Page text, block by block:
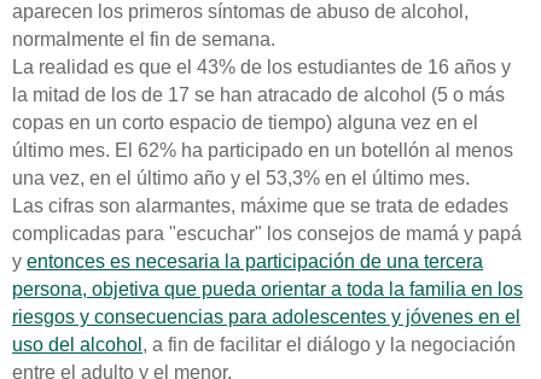
aparecen los primeros síntomas de abuso de alcohol,
normalmente el fin de semana.
La realidad es que el 43% de los estudiantes de 16 años y
la mitad de los de 17 se han atracado de alcohol (5 o más
copas en un corto espacio de tiempo) alguna vez en el
último mes. El 62% ha participado en un botellón al menos
una vez, en el último año y el 53,3% en el último mes.
Las cifras son alarmantes, máxime que se trata de edades
complicadas para "escuchar" los consejos de mamá y papá
y entonces es necesaria la participación de una tercera
persona, objetiva que pueda orientar a toda la familia en los
riesgos y consecuencias para adolescentes y jóvenes en el
uso del alcohol , a fin de facilitar el diálogo y la negociación
entre el adulto y el menor.